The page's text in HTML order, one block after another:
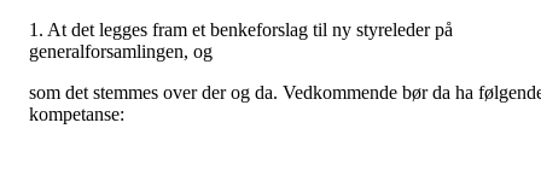
1. At det legges fram et benkeforslag til ny styreleder på
generalforsamlingen, og
som det stemmes over der og da. Vedkommende bør da ha
kompetanse: